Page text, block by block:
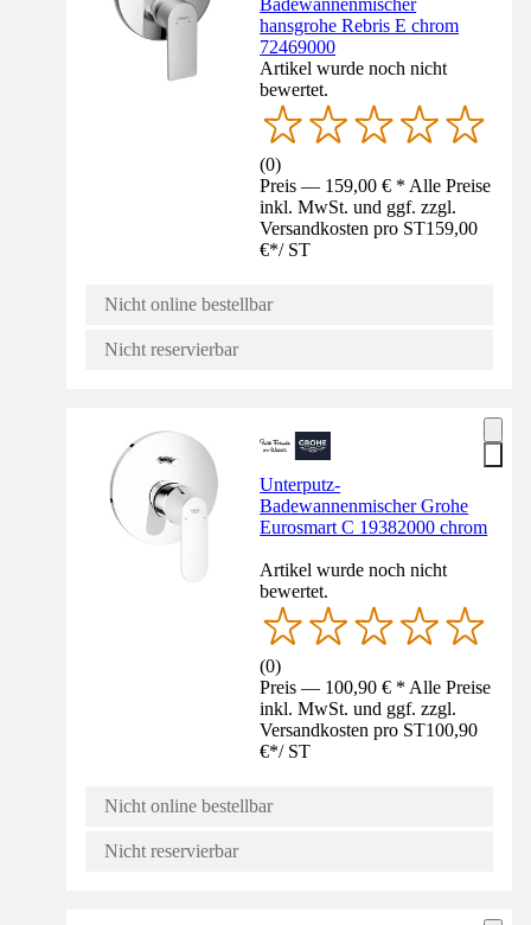
Badewannenmischer
hansgrohe Rebris E chrom
72469000
Artikel wurde noch nicht
bewertet.
(0)
Preis — 159,00 € * Alle Preise
inkl. MwSt. und ggf. zzgl.
Versandkosten pro ST159,00
€*/ ST
Nicht online bestellbar
Nicht reservierbar
Unterputz-
Badewannenmischer Grohe
Eurosmart C 19382000 chrom
Artikel wurde noch nicht
bewertet.
(0)
Preis — 100,90 € * Alle Preise
inkl. MwSt. und ggf. zzgl.
Versandkosten pro ST100,90
€*/ ST
Nicht online bestellbar
Nicht reservierbar